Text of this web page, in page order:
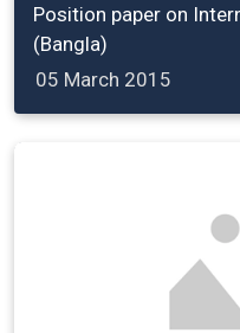
Position paper on
(Bangla)
05 March 2015